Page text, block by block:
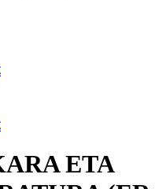
ETA